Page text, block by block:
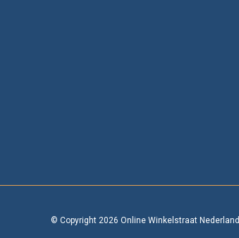
© Copyright 2026 Online Winkelstraat Nederland